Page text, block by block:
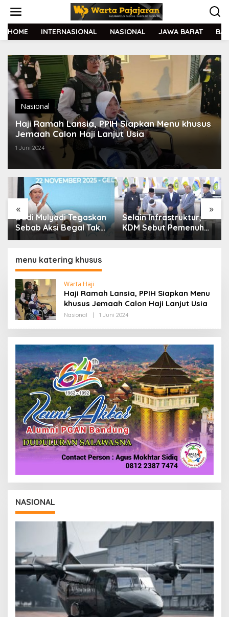
t
HOME INTERNASIONAL NASIONAL JAWA BARAT
Nasional
Haji Ramah Lansia, PPIH Siapkan Menu khusus
Jemaah Calon Haji Lanjut Usia
1 Juni 2024
« »
Dedi Mulyadi Tegaskan
Sebab Aksi Begal Tak
Boleh Hanya Dikaitkan
Selain Infrastruktur,
KDM Sebut Pemenuhan
Kebutuhan Dasar
menu katering khusus
Warta Haji
Haji Ramah Lansia, PPIH Siapkan Menu
khusus Jemaah Calon Haji Lanjut Usia
Nasional 1 Juni 2024
E
H
R
D
A
K
S
I
NASIONAL